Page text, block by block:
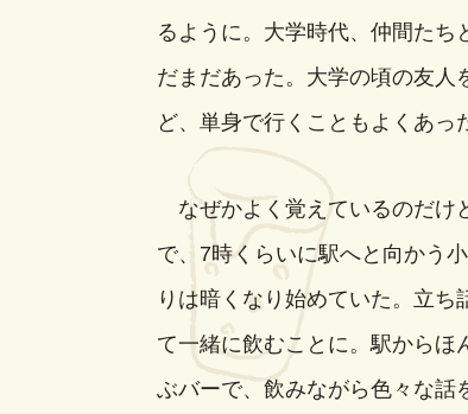
るように。大学時代、仲間たち
だまだあった。大学の頃の友人
ど、単身で行くこともよくあっ
なぜかよく覚えているのだけ
で、7時くらいに駅へと向かう
りは暗くなり始めていた。立
て一緒に飲むことに。駅からほ
ぶバーで、飲みながら色々な話